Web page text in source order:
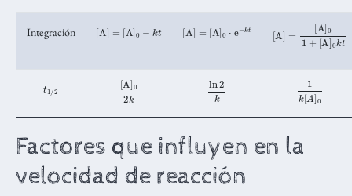
Integración [ A ] A] 0− [ A ] A] 0⋅ [A ] +[A]
A] 02 ln2k [A
Factores que influyen en la
velocidad de reacción